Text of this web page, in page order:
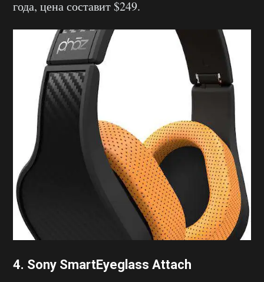
года, цена составит $249.
4. Sony SmartEyeglass Attach